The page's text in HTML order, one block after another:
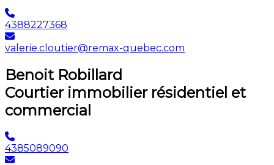
4388227368
valerie.cloutier@remax-quebec.com
Benoit Robillard
Courtier immobilier résidentiel et
commercial
4385089090